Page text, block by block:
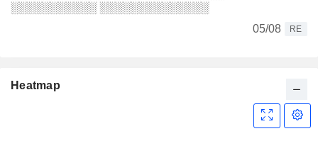
░░░░░░░░░░░ ░░░░░░░░░░░░░░
05/08
RE
Heatmap